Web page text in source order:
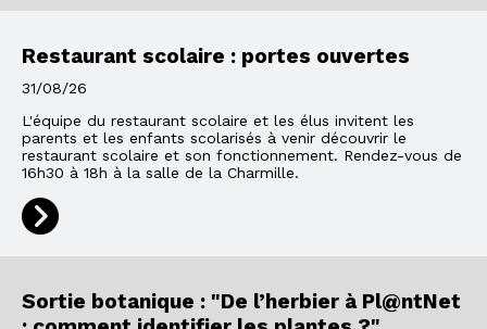
Restaurant scolaire : portes ouvertes
31/08/26
L'équipe du restaurant scolaire et les élus invitent les
parents et les enfants scolarisés à venir découvrir le
restaurant scolaire et son fonctionnement. Rendez-vous de
16h30 à 18h à la salle de la Charmille.
Sortie botanique : "De l’herbier à Pl@ntNet